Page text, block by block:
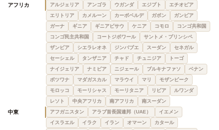
アフリカ アルジェリア アンゴラ ウガンダ エジプト
エチオピア
エリトリア
カメルーン カーボベルデ ガボン
ガンビア
ガーナ
ギニア ギニアビサウ ケニア コモロ
コンゴ共和国
コンゴ民主共和国
コートジボワール
サントメ・プリンシペ
ザンビア
シエラレオネ ジンバブエ スーダン
セネガル
セーシェル
タンザニア チャド チュニジア
トーゴ
ナイジェリア
ナミビア ニジェール ブルキナファソ
ベナン
ボツワナ
マダガスカル マラウイ マリ
モザンビーク
モロッコ
モーリシャス モーリタニア リビア
ルワンダ
レソト
中央アフリカ 南アフリカ 南スーダン
中東 アフガニスタン アラブ首長国連邦（UAE）
イエメン
イスラエル
イラク イラン オマーン カタール